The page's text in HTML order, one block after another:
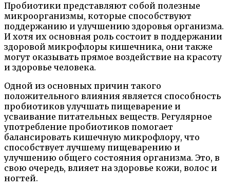
Пробиотики представляют собой полезные
микроорганизмы, которые способствуют
поддержанию и улучшению здоровья организма.
И хотя их основная роль состоит в поддержании
здоровой микрофлоры кишечника, они также
могут оказывать прямое воздействие на красоту
и здоровье человека.
Одной из основных причин такого
положительного влияния является способность
пробиотиков улучшать пищеварение и
усваивание питательных веществ. Регулярное
употребление пробиотиков помогает
балансировать кишечную микрофлору, что
способствует лучшему пищеварению и
улучшению общего состояния организма. Это, в
свою очередь, влияет на здоровье кожи, волос и
ногтей.